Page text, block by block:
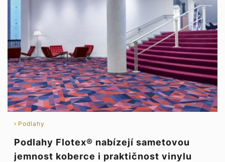
Podlahy
Podlahy Flotex® nabízejí sametovou
jemnost koberce i praktičnost vinylu